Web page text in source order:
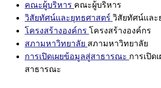
คณะผู้บริหาร คณะผู้บริหาร
วิสัยทัศน์และยุทธศาสตร์ วิสัยทัศน์และ
โครงสร้างองค์กร โครงสร้างองค์กร
สภามหาวิทยาลัย สภามหาวิทยาลัย
การเปิดเผยข้อมูลสู่สาธารณะ การเปิด
สาธารณะ